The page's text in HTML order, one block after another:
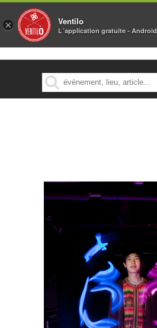
MENU
× Ventilo
L´application gratuite - Android